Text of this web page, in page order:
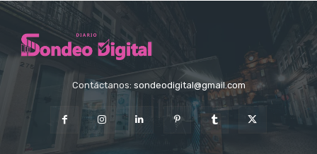
Contáctanos: sondeodigital@gmail.com